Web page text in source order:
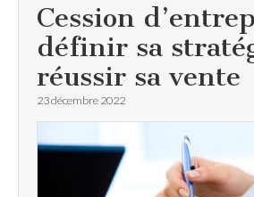
Cession
définir sa
réussir sa vente
23 décembre 2022